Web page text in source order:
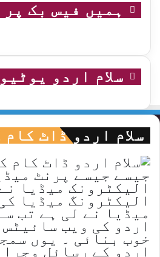
ہمیں فیس بک
سلام اردو
سلام اردو ڈاٹ
جیسے جیسے پرنٹ
الیکٹرونک میڈیا
الیکٹرونگ میڈیا
میڈیا نے لی ہے تب
اردو کی ویب سائیٹس
خوب بنائی ۔ یوں
اردو کے رسائل